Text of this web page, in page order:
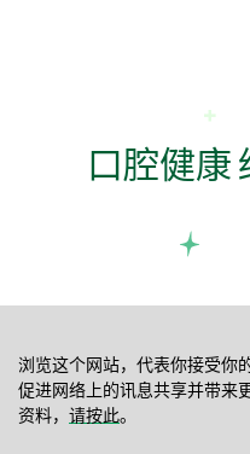
浏览这个网站，代表你接受你
促进网络上的讯息共享并带来
资料， 请按此。
口腔健康